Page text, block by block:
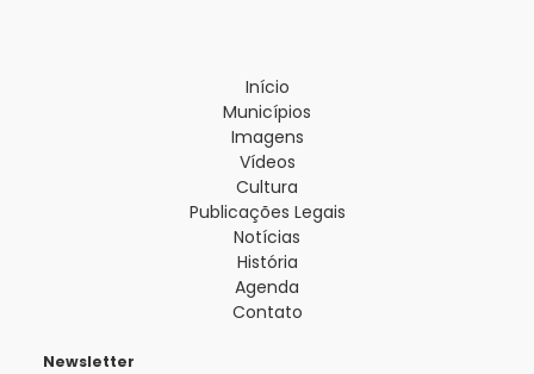
Início
Municípios
Imagens
Vídeos
Cultura
Publicações Legais
Notícias
História
Agenda
Contato
Newsletter